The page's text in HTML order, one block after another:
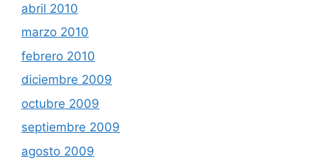
abril 2010
marzo 2010
febrero 2010
diciembre 2009
octubre 2009
septiembre 2009
agosto 2009